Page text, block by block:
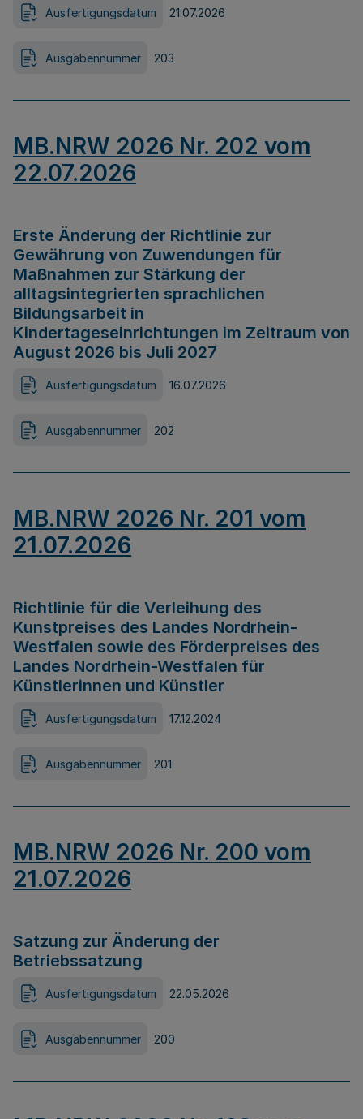
Ausfertigungsdatum 21.07.2026
Ausgabennummer 203
MB.NRW 2026 Nr. 202 vom
22.07.2026
Erste Änderung der Richtlinie zur
Gewährung von Zuwendungen für
Maßnahmen zur Stärkung der
alltagsintegrierten sprachlichen
Bildungsarbeit in
Kindertageseinrichtungen im Zeitraum von
August 2026 bis Juli 2027
Ausfertigungsdatum 16.07.2026
Ausgabennummer 202
MB.NRW 2026 Nr. 201 vom
21.07.2026
Richtlinie für die Verleihung des
Kunstpreises des Landes Nordrhein-
Westfalen sowie des Förderpreises des
Landes Nordrhein-Westfalen für
Künstlerinnen und Künstler
Ausfertigungsdatum 17.12.2024
Ausgabennummer 201
MB.NRW 2026 Nr. 200 vom
21.07.2026
Satzung zur Änderung der
Betriebssatzung
Ausfertigungsdatum 22.05.2026
Ausgabennummer 200